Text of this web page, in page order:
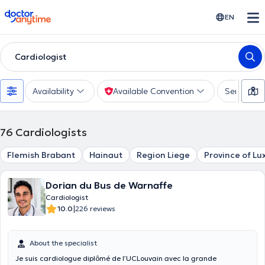
doctoranytime EN
Cardiologist
Availability Available Convention Services
76 Cardiologists
Flemish Brabant Hainaut Region Liege Province of
Dorian du Bus de Warnaffe
Cardiologist
10.0|226 reviews
About the specialist
Je suis cardiologue diplômé de l’UCLouvain avec la grande